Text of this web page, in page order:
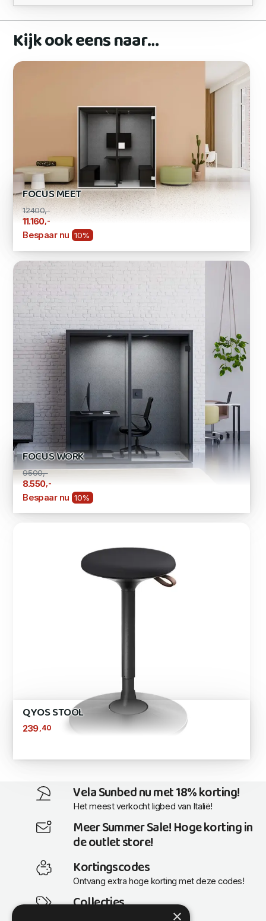
Kijk ook eens naar…
FOCUS MEET
12400,-
11.160,-
Bespaar nu 10%
FOCUS WORK
9500,-
8.550 ,-
Bespaar nu 10%
QYOS STOOL
239 ,40
Vela Sunbed nu met 18% korting!
Het meest verkocht ligbed van Italië!
Meer Summer Sale! Hoge korting in
de outlet store!
Kortingscodes
Ontvang extra hoge korting met deze codes!
Collecties
Actuele en populaire collecties
×